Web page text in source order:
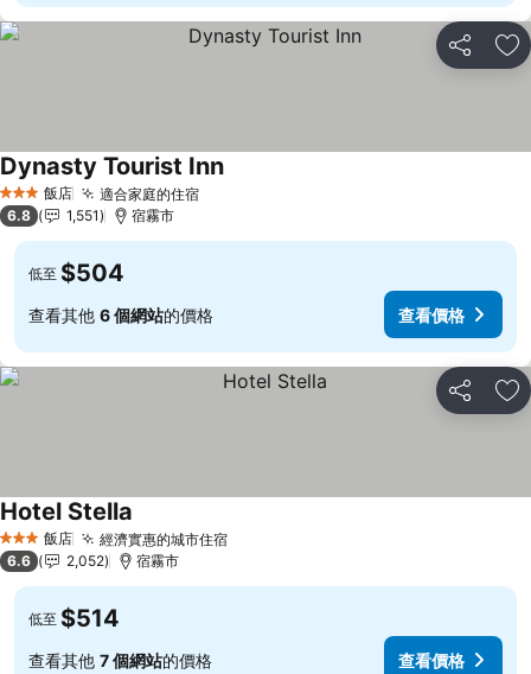
分享 加
3 星級 飯店 適合家庭的住宿查看價格
Dynasty Tourist Inn查看價格
6.8 1,551 宿霧市
低至 $504
查看其他 6 個網站的價格 查看價格
分享 加
3 星級 飯店 經濟實惠的城市住宿查看價格
Hotel Stella
6.6 2,052 宿霧市
低至 $514
查看其他 7 個網站的價格 查看價格